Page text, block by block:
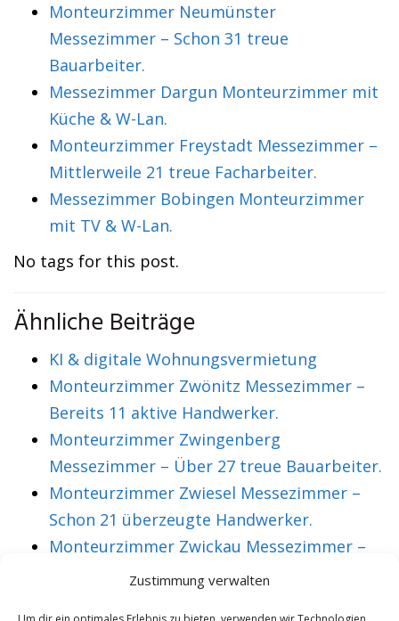
Zustimmung verwalten
Monteurzimmer Neumünster
Messezimmer – Schon 31 treue
Bauarbeiter.
Messezimmer Dargun Monteurzimmer mit
Küche & W-Lan.
Monteurzimmer Freystadt Messezimmer –
Mittlerweile 21 treue Facharbeiter.
Messezimmer Bobingen Monteurzimmer
mit TV & W-Lan.
No tags for this post.
Ähnliche Beiträge
KI & digitale Wohnungsvermietung
Monteurzimmer Zwönitz Messezimmer –
Bereits 11 aktive Handwerker.
Monteurzimmer Zwingenberg
Messezimmer – Über 27 treue Bauarbeiter.
Monteurzimmer Zwiesel Messezimmer –
Schon 21 überzeugte Handwerker.
Monteurzimmer Zwickau Messezimmer –
Über 36 treue Montagearbeiter.